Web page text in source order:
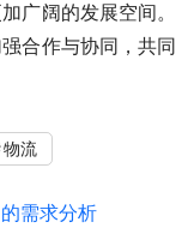
广阔的发展空间。
合作与协同，共同
物流
需求分析